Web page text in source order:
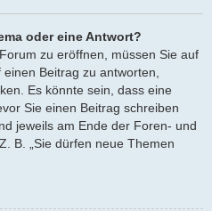
oder eine Antwort?
zu eröffnen, müssen Sie auf
einen Beitrag zu antworten,
Es könnte sein, dass eine
Sie einen Beitrag schreiben
jeweils am Ende der Foren- und
B. „Sie dürfen neue Themen